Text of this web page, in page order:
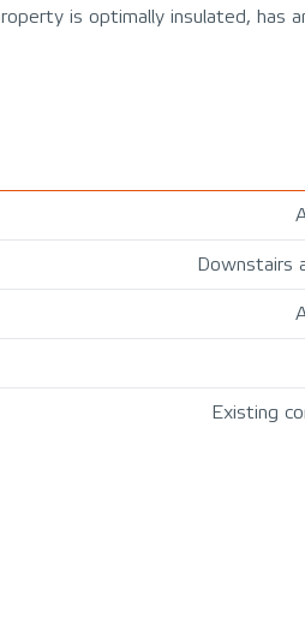
is optimally insulated, has
Downstairs
Existing